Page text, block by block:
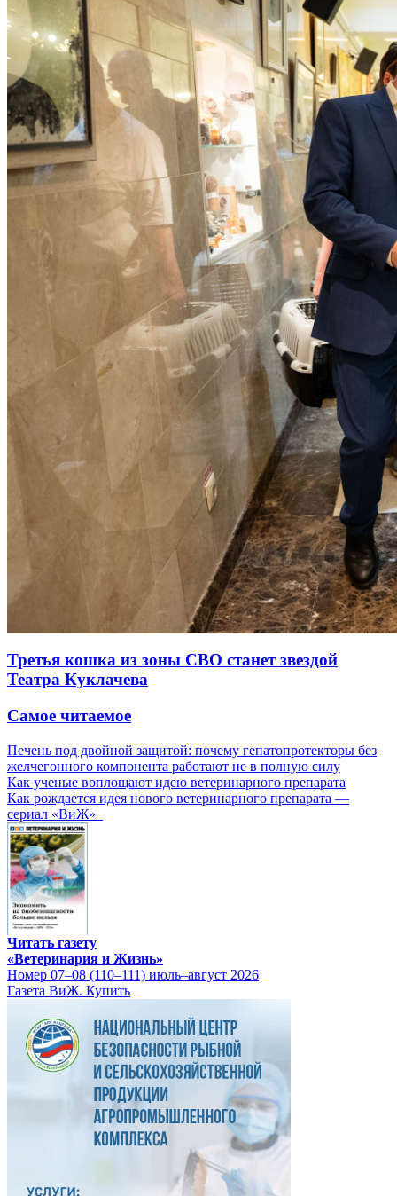
Третья кошка из зоны СВО станет звездой
Театра Куклачева
Самое читаемое
Печень под двойной защитой: почему гепатопротекторы без
желчегонного компонента работают не в полную силу
Как ученые воплощают идею ветеринарного препарата
Как рождается идея нового ветеринарного препарата —
сериал «ВиЖ»
Читать газету
«Ветеринария и Жизнь»
Номер 07–08 (110–111) июль–август 2026
Газета ВиЖ. Купить